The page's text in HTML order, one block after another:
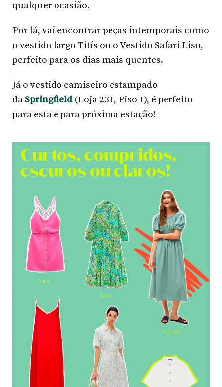
qualquer ocasião.
Por lá, vai encontrar peças intemporais como
o vestido largo Titís ou o Vestido Safari Liso,
perfeito para os dias mais quentes.
Já o vestido camiseiro estampado
da Springfield(Loja 231, Piso 1), é perfeito
para esta e para próxima estação!